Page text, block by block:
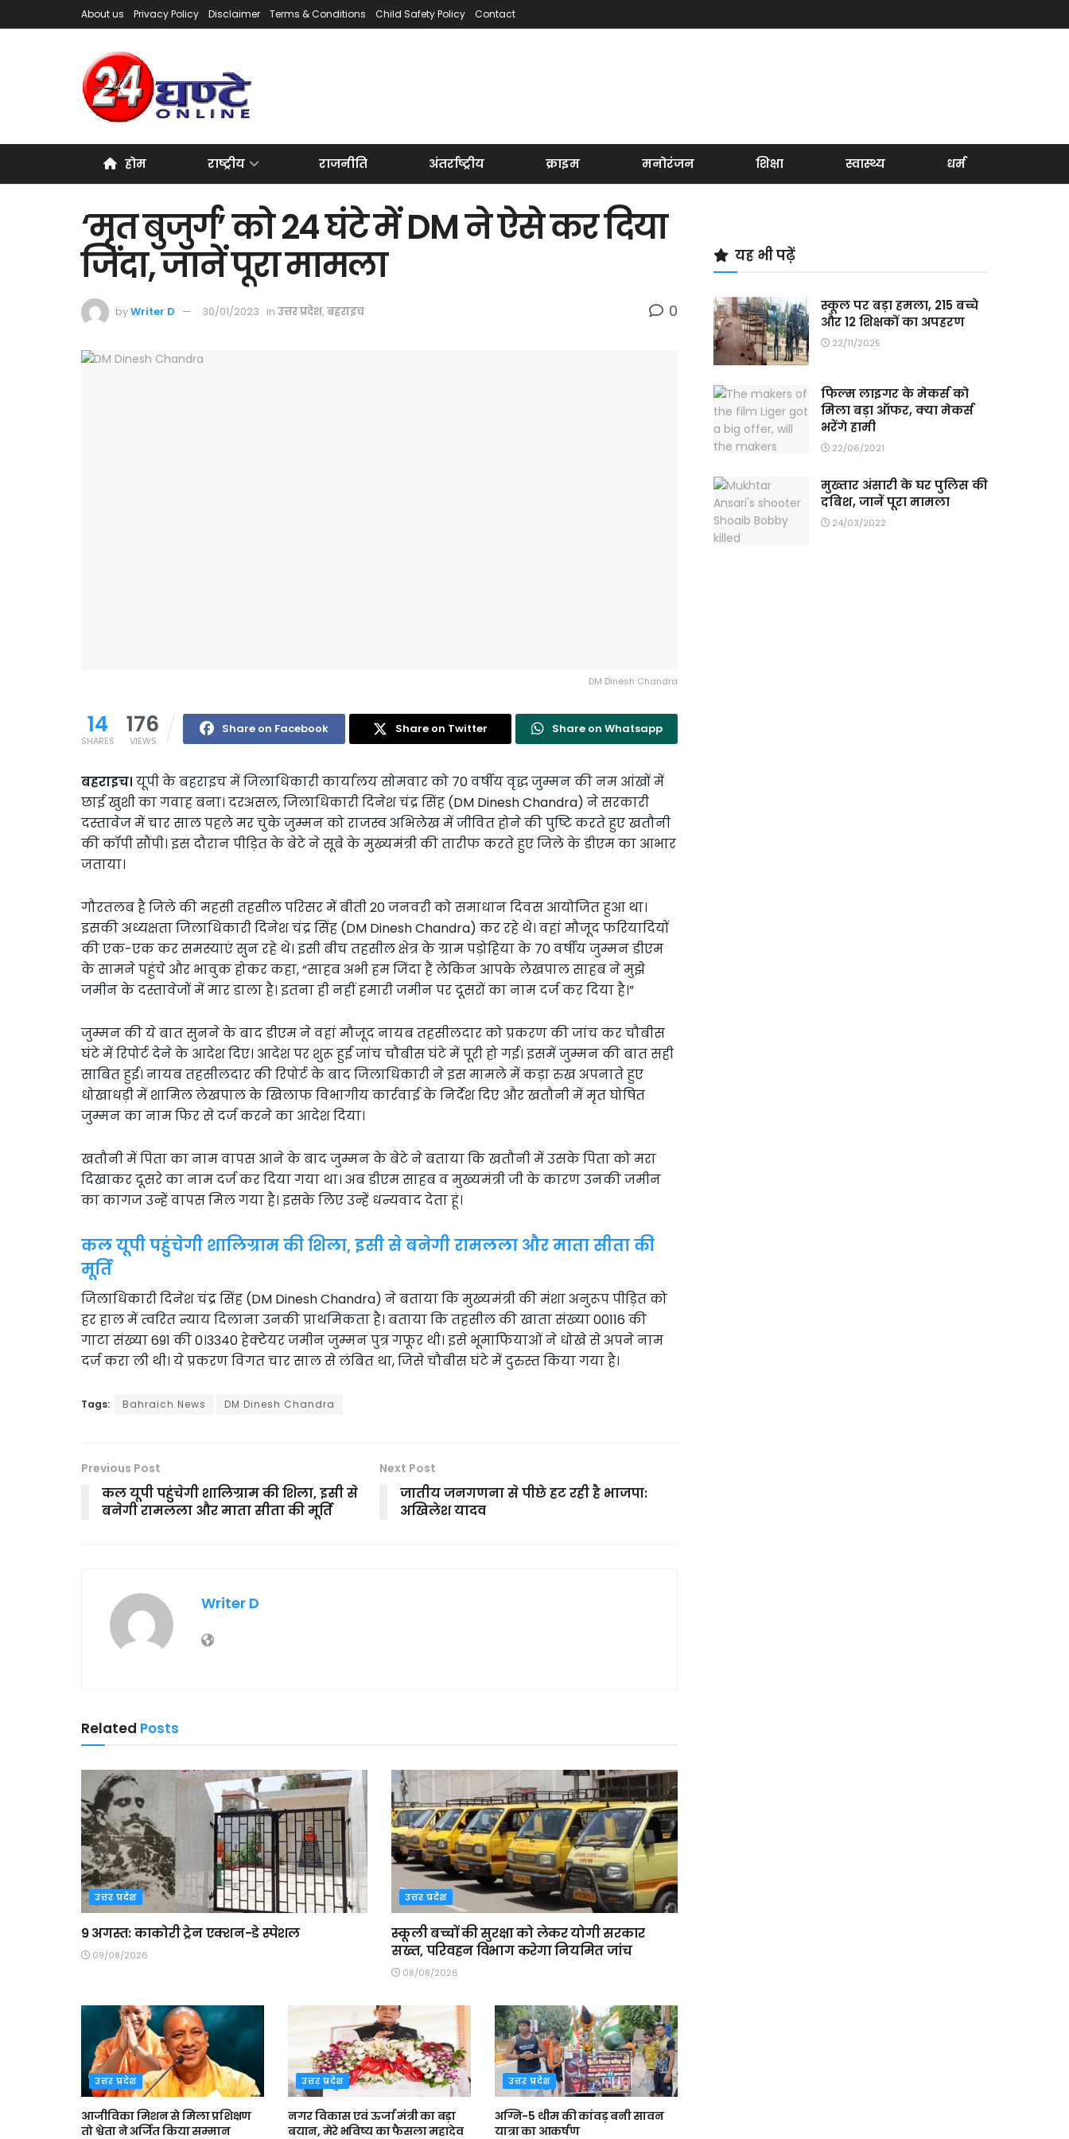
About us Privacy Policy Disclaimer Terms & Conditions Child Safety Policy Contact
होम राष्ट्रीय राजनीति अंतर्राष्ट्रीय क्राइम मनोरंजन शिक्षा स्वास्थ्य धर्म
‘मृत बुजुर्ग’ को 24 घंटे में DM ने ऐसे कर दिया
जिंदा, जानें पूरा मामला
byWriter D 30/01/2023 in उत्तर प्रदेश, बहराइच 0
DM Dinesh Chandra
14
SHARES
176
VIEWS
Share on Facebook Share on Twitter Share on Whatsapp
बहराइच। यूपी के बहराइच में जिलाधिकारी कार्यालय सोमवार को 70 वर्षीय वृद्ध जुम्मन की नम आंखों में
छाई खुशी का गवाह बना। दरअसल, जिलाधिकारी दिनेश चंद्र सिंह (DM Dinesh Chandra) ने सरकारी
दस्तावेज में चार साल पहले मर चुके जुम्मन को राजस्व अभिलेख में जीवित होने की पुष्टि करते हुए खतौनी
की कॉपी सौंपी। इस दौरान पीड़ित के बेटे ने सूबे के मुख्यमंत्री की तारीफ करते हुए जिले के डीएम का आभार
जताया।
गौरतलब है जिले की महसी तहसील परिसर में बीती 20 जनवरी को समाधान दिवस आयोजित हुआ था।
इसकी अध्यक्षता जिलाधिकारी दिनेश चंद्र सिंह (DM Dinesh Chandra) कर रहे थे। वहां मौजूद फरियादियों
की एक-एक कर समस्याएं सुन रहे थे। इसी बीच तहसील क्षेत्र के ग्राम पड़ोहिया के 70 वर्षीय जुम्मन डीएम
के सामने पहुंचे और भावुक होकर कहा, “साहब अभी हम जिंदा हैं लेकिन आपके लेखपाल साहब ने मुझे
जमीन के दस्तावेजों में मार डाला है। इतना ही नहीं हमारी जमीन पर दूसरों का नाम दर्ज कर दिया है।”
जुम्मन की ये बात सुनने के बाद डीएम ने वहां मौजूद नायब तहसीलदार को प्रकरण की जांच कर चौबीस
घंटे में रिपोर्ट देने के आदेश दिए। आदेश पर शुरू हुई जांच चौबीस घंटे में पूरी हो गई। इसमें जुम्मन की बात सही
साबित हुई। नायब तहसीलदार की रिपोर्ट के बाद जिलाधिकारी ने इस मामले में कड़ा रुख अपनाते हुए
धोखाधड़ी में शामिल लेखपाल के खिलाफ विभागीय कार्रवाई के निर्देश दिए और खतौनी में मृत घोषित
जुम्मन का नाम फिर से दर्ज करने का आदेश दिया।
खतौनी में पिता का नाम वापस आने के बाद जुम्मन के बेटे ने बताया कि खतौनी में उसके पिता को मरा
दिखाकर दूसरे का नाम दर्ज कर दिया गया था। अब डीएम साहब व मुख्यमंत्री जी के कारण उनकी जमीन
का कागज उन्हें वापस मिल गया है। इसके लिए उन्हें धन्यवाद देता हूं।
कल यूपी पहुंचेगी शालिग्राम की शिला, इसी से बनेगी रामलला और माता सीता की
मूर्ति
जिलाधिकारी दिनेश चंद्र सिंह (DM Dinesh Chandra) ने बताया कि मुख्यमंत्री की मंशा अनुरूप पीड़ित को
हर हाल में त्वरित न्याय दिलाना उनकी प्राथमिकता है। बताया कि तहसील की खाता संख्या 00116 की
गाटा संख्या 691 की 0।3340 हेक्टेयर जमीन जुम्मन पुत्र गफूर थी। इसे भूमाफियाओं ने धोखे से अपने नाम
दर्ज करा ली थी। ये प्रकरण विगत चार साल से लंबित था, जिसे चौबीस घंटे में दुरुस्त किया गया है।
Tags: Bahraich News DM Dinesh Chandra
Previous Post
कल यूपी पहुंचेगी शालिग्राम की शिला, इसी से
बनेगी रामलला और माता सीता की मूर्ति
Next Post
जातीय जनगणना से पीछे हट रही है भाजपा:
अखिलेश यादव
Writer D
Related Posts
उत्तर प्रदेश
9 अगस्त: काकोरी ट्रेन एक्शन-डे स्पेशल
09/08/2026
उत्तर प्रदेश
स्कूली बच्चों की सुरक्षा को लेकर योगी सरकार
सख्त, परिवहन विभाग करेगा नियमित जांच
08/08/2026
उत्तर प्रदेश
आजीविका मिशन से मिला प्रशिक्षण
तो श्वेता ने अर्जित किया सम्मान
उत्तर प्रदेश
नगर विकास एवं ऊर्जा मंत्री का बड़ा
बयान, मेरे भविष्य का फैसला महादेव
उत्तर प्रदेश
अग्नि-5 थीम की कांवड़ बनी सावन
यात्रा का आकर्षण
यह भी पढ़ें
स्कूल पर बड़ा हमला, 215 बच्चे
और 12 शिक्षकों का अपहरण
22/11/2025
फिल्म लाइगर के मेकर्स को
मिला बड़ा ऑफर, क्या मेकर्स
भरेंगे हामी
22/06/2021
मुख्तार अंसारी के घर पुलिस की
दबिश, जानें पूरा मामला
24/03/2022